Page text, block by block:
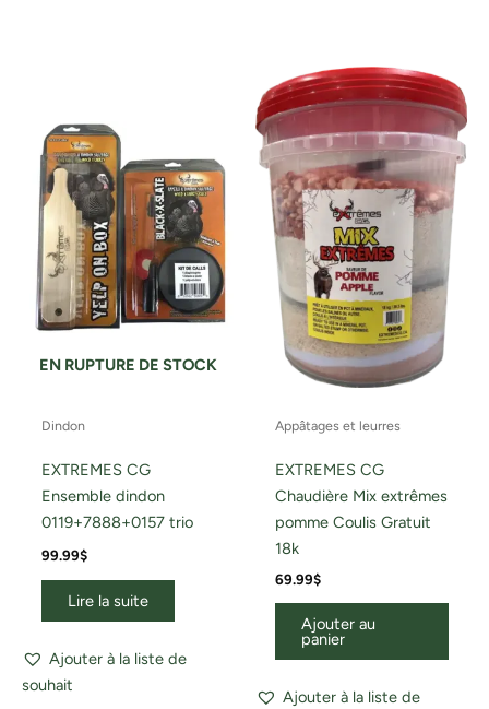
EN RUPTURE DE STOCK
Dindon
EXTREMES CG
Ensemble dindon
0119+7888+0157 trio
99.99$
Lire la suite
Ajouter à la liste de
souhait
Appâtages et leurres
EXTREMES CG
Chaudière Mix extrêmes
pomme Coulis Gratuit
18k
69.99$
Ajouter au
panier
Ajouter à la liste de